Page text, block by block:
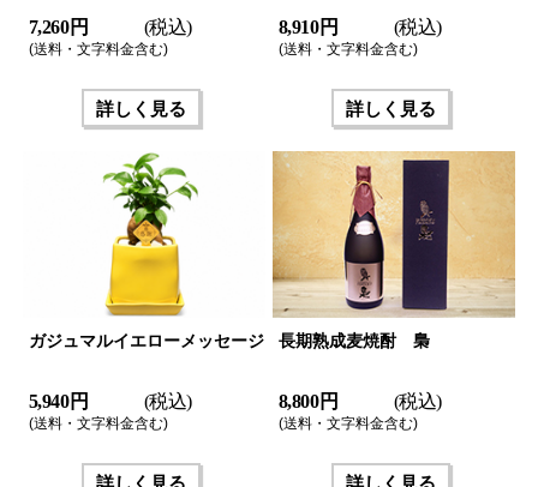
7,260 円 (税込)
(送料・文字料金含む)
詳しく見る
8,910 円 (税込)
(送料・文字料金含む)
詳しく見る
ガジュマルイエローメッセージ
5,940 円 (税込)
(送料・文字料金含む)
長期熟成麦焼酎 梟
8,800 円 (税込)
(送料・文字料金含む)